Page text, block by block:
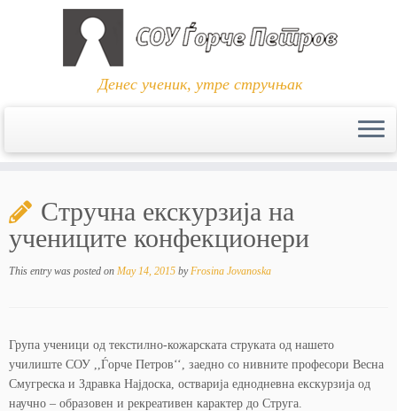
content
Денес ученик, утре стручњак
Стручна екскурзија на
учениците конфекционери
This entry was posted on May 14, 2015 byFrosina Jovanoska
Група ученици од текстилно-кожарската струката од нашето
училиште СОУ ,,Ѓорче Петров‘‘, заедно со нивните професори Весна
Смугреска и Здравка Најдоска, остварија еднодневна екскурзија од
научно – образовен и рекреативен карактер до Струга.